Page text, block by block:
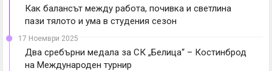
Как балансът между работа, почивка и светлина
пази тялото и ума в студения сезон
17 Ноември 2025
Два сребърни медала за СК „Белица“ – Костинброд
на Международен турнир